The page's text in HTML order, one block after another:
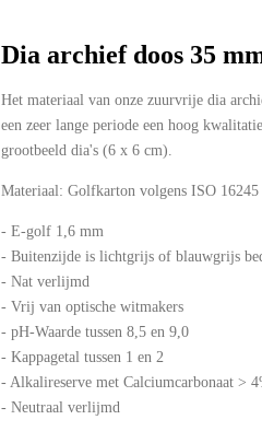
Dia archief doos 35
Het materiaal van onze zuurvrije dia
een zeer lange periode een hoog
grootbeeld dia's (6 x 6 cm).
Materiaal: Golfkarton volgens ISO 16245
- E-golf 1,6 mm
- Buitenzijde is lichtgrijs of blauwgrijs
- Nat verlijmd
- Vrij van optische witmakers
- pH-Waarde tussen 8,5 en 9,0
- Kappagetal tussen 1 en 2
- Alkalireserve met Calciumcarbonaat >
- Neutraal verlijmd